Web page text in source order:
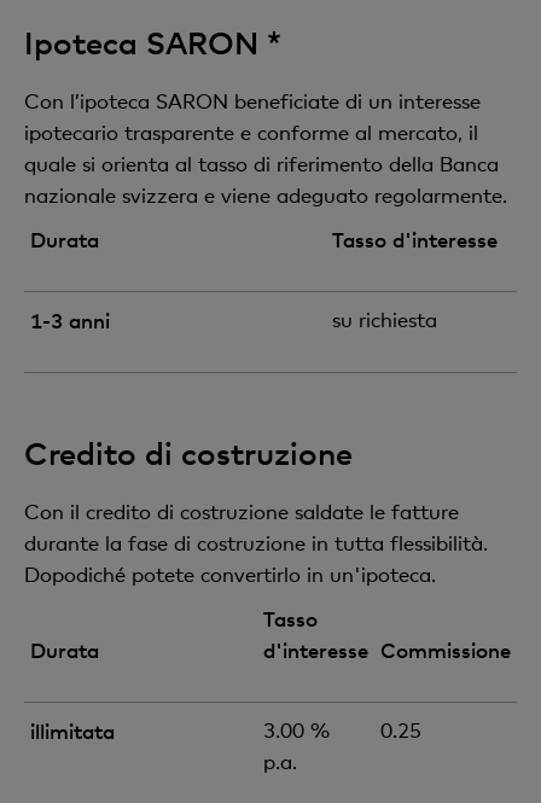
Ipoteca SARON *
Con l’ipoteca SARON beneficiate di un interesse
ipotecario trasparente e conforme al mercato, il
quale si orienta al tasso di riferimento della Banca
nazionale svizzera e viene adeguato regolarmente.
Durata Tasso d'interesse
1-3 anni su richiesta
Credito di costruzione
Con il credito di costruzione saldate le fatture
durante la fase di costruzione in tutta flessibilità.
Dopodiché potete convertirlo in un'ipoteca.
Durata
Tasso
d'interesse Commissione
illimitata
3.00 %
p.a.
0.25